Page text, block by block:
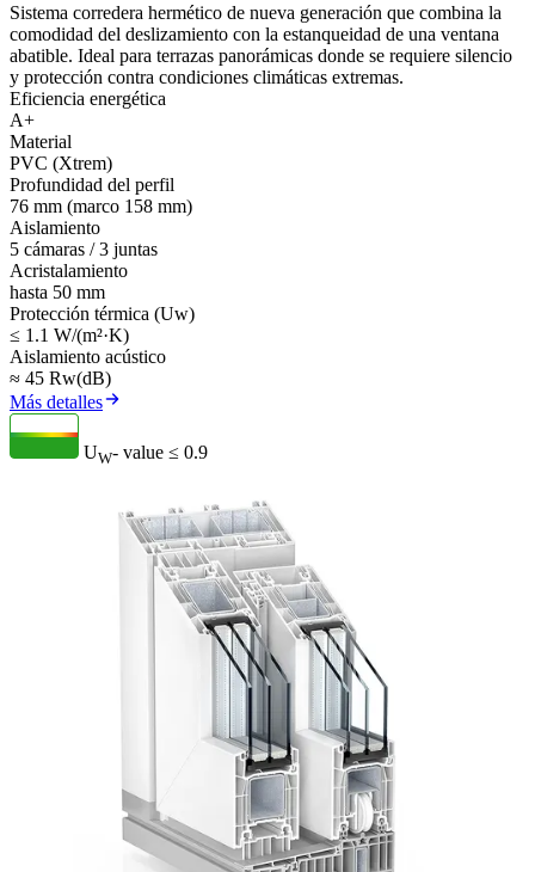
Sistema corredera hermético de nueva generación que combina la
comodidad del deslizamiento con la estanqueidad de una ventana
abatible. Ideal para terrazas panorámicas donde se requiere silencio
y protección contra condiciones climáticas extremas.
Eficiencia energética
A+
Material
PVC (Xtrem)
Profundidad del perfil
76 mm (marco 158 mm)
Aislamiento
5 cámaras / 3 juntas
Acristalamiento
hasta 50 mm
Protección térmica (Uw)
≤ 1.1 W/(m²·K)
Aislamiento acústico
≈ 45 Rw(dB)
Más detalles
UW- value ≤ 0.9